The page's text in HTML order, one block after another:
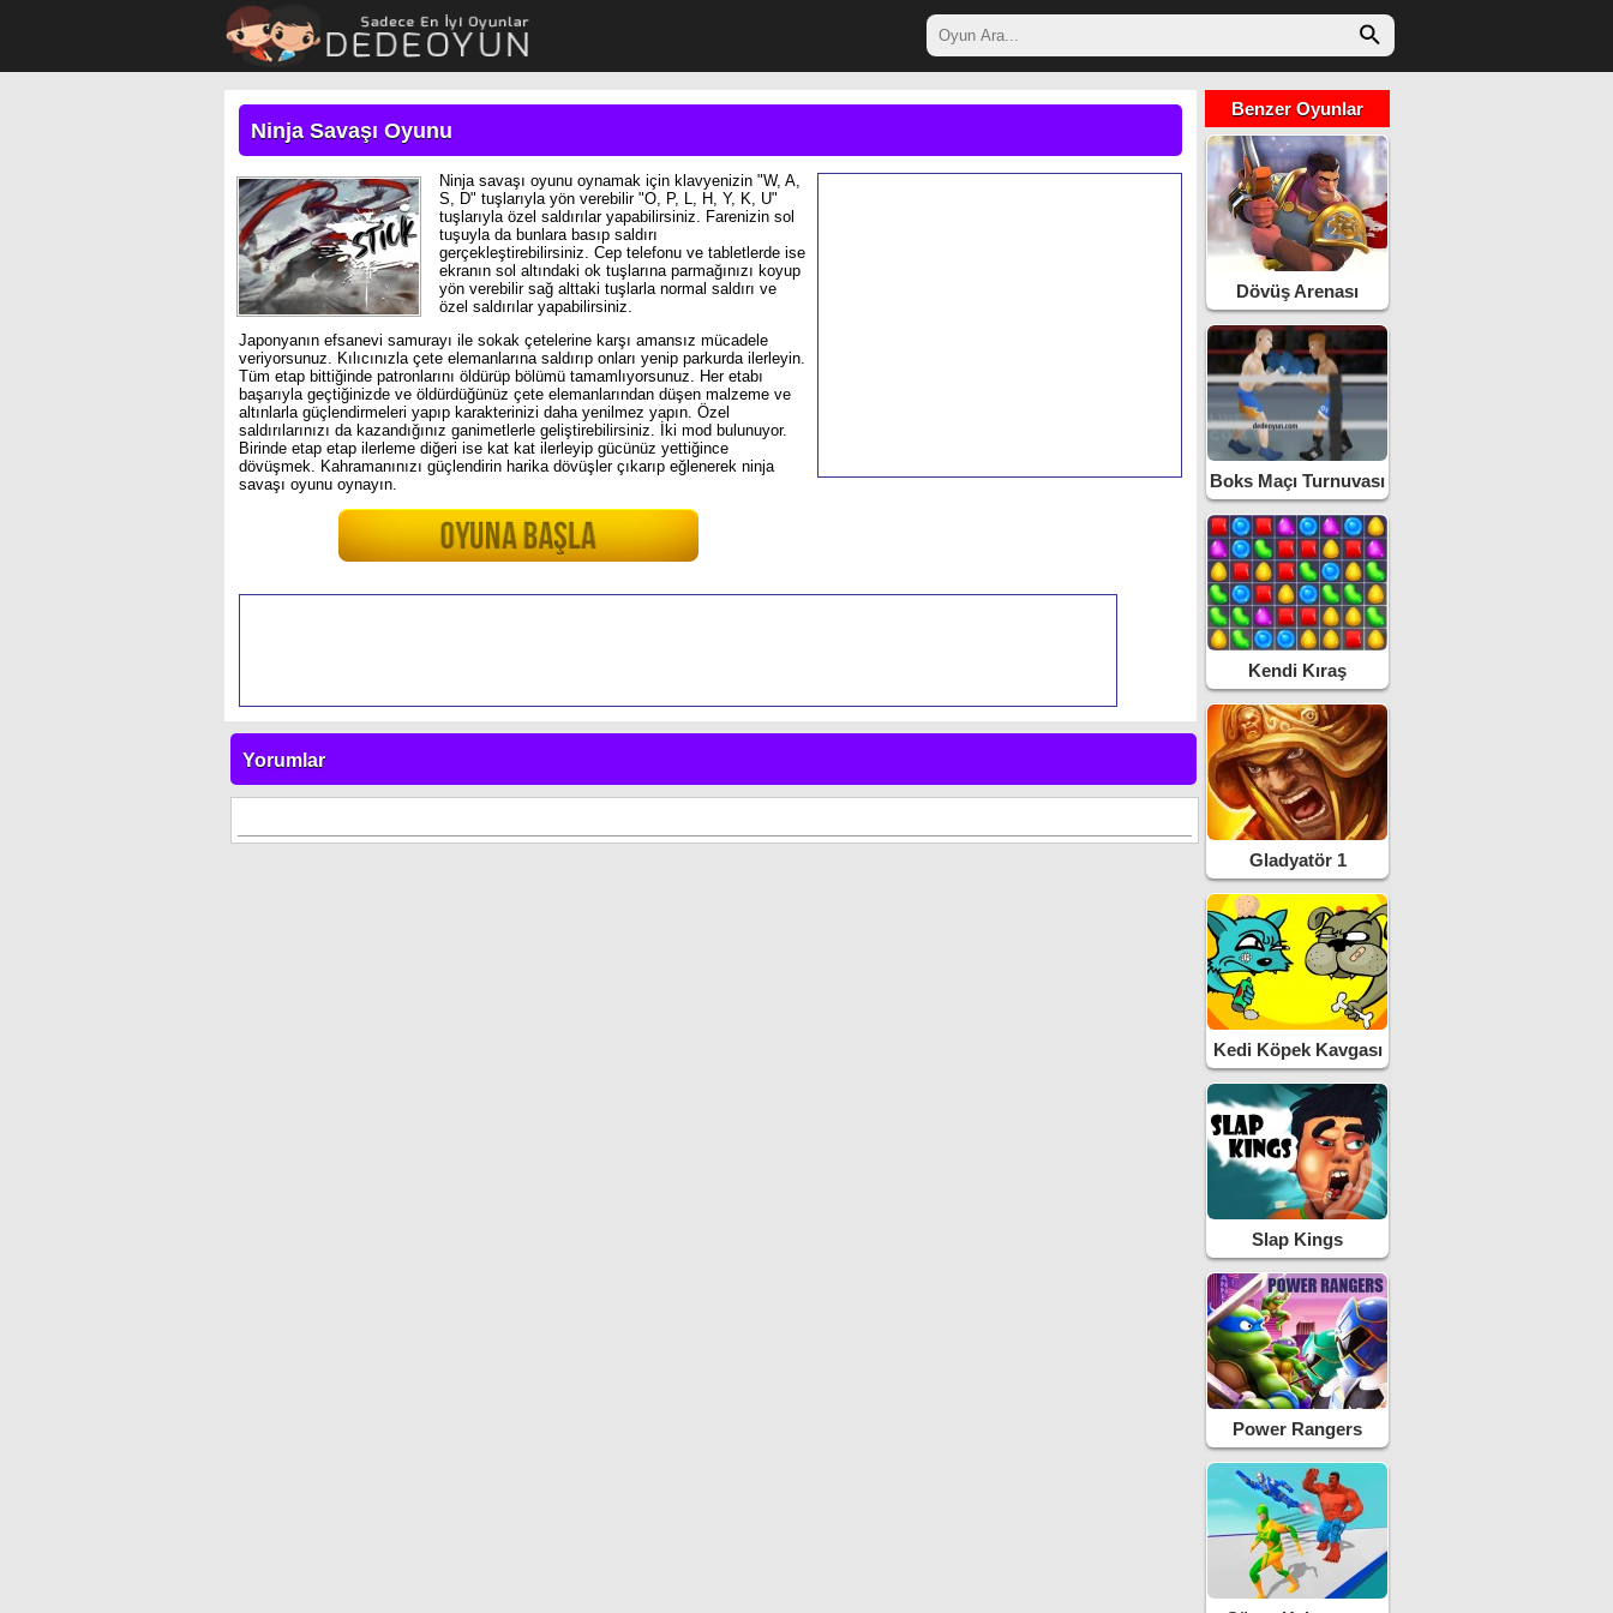
Ninja Savaşı Oyunu
Ninja savaşı oyunu oynamak için klavyenizin "W, A,
S, D" tuşlarıyla yön verebilir "O, P, L, H, Y, K, U"
tuşlarıyla özel saldırılar yapabilirsiniz. Farenizin sol
tuşuyla da bunlara basıp saldırı
gerçekleştirebilirsiniz. Cep telefonu ve tabletlerde ise
ekranın sol altındaki ok tuşlarına parmağınızı koyup
yön verebilir sağ alttaki tuşlarla normal saldırı ve
özel saldırılar yapabilirsiniz.
Japonyanın efsanevi samurayı ile sokak çetelerine karşı amansız mücadele
veriyorsunuz. Kılıcınızla çete elemanlarına saldırıp onları yenip parkurda ilerleyin.
Tüm etap bittiğinde patronlarını öldürüp bölümü tamamlıyorsunuz. Her etabı
başarıyla geçtiğinizde ve öldürdüğünüz çete elemanlarından düşen malzeme ve
altınlarla güçlendirmeleri yapıp karakterinizi daha yenilmez yapın. Özel
saldırılarınızı da kazandığınız ganimetlerle geliştirebilirsiniz. İki mod bulunuyor.
Birinde etap etap ilerleme diğeri ise kat kat ilerleyip gücünüz yettiğince
dövüşmek. Kahramanınızı güçlendirin harika dövüşler çıkarıp eğlenerek ninja
savaşı oyunu oynayın.
Benzer Oyunlar
Dövüş Arenası
Boks Maçı Turnuvası
Kendi Kıraş
Gladyatör 1
Kedi Köpek Kavgası
2
Slap Kings
Power Rangers
Yorumlar